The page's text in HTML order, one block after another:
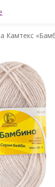
Камтекс